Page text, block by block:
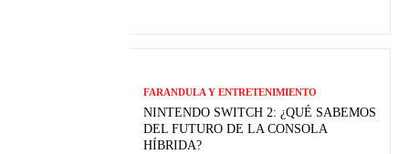
FARANDULA Y ENTRETENIMIENTO
NINTENDO SWITCH 2: ¿QUÉ SABEMOS
DEL FUTURO DE LA CONSOLA
HÍBRIDA?